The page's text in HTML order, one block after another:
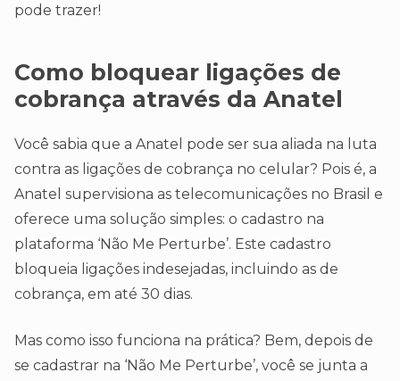
pode trazer!
Como bloquear ligações de
cobrança através da Anatel
Você sabia que a Anatel pode ser sua aliada na luta
contra as ligações de cobrança no celular? Pois é, a
Anatel supervisiona as telecomunicações no Brasil e
oferece uma solução simples: o cadastro na
plataforma ‘Não Me Perturbe’. Este cadastro
bloqueia ligações indesejadas, incluindo as de
cobrança, em até 30 dias.
Mas como isso funciona na prática? Bem, depois de
se cadastrar na ‘Não Me Perturbe’, você se junta a